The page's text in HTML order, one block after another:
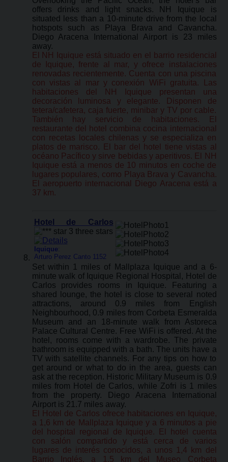
offers drinks and light snacks. NH Iquique is
situated less than a 10-minute drive from the local
hotspots such as Playa Brava and Cavancha.
Diego Aracena International Airport is 23 miles
away.
El NH Iquique está situado en el barrio residencial
de Iquique, frente al mar, y ofrece instalaciones
renovadas recientemente. Cuenta con una piscina
con vistas al mar y conexión WiFi gratuita. Las
habitaciones del NH Iquique presentan una
decoración luminosa y elegante. Disponen de
tetera/cafetera, caja fuerte, minibar y TV por cable.
También hay servicio de habitaciones. El
restaurante del hotel combina cocina internacional
con recetas locales chilenas y se especializa en
platos de marisco. El bar del hotel tiene vistas al
océano Pacífico y sirve bebidas y aperitivos. El NH
Iquique está a menos de 10 minutos en coche de
lugares populares, como Playa Brava y Cavancha.
El aeropuerto internacional Diego Aracena está a
37 km.
Hotel de Carlos
Iquique:
Arturo Perez Canto 1152
Set within 1 miles of Mallplaza Iquique and a 6-
minute walk of Iquique Regional Hospital, Hotel de
Carlos provides rooms in Iquique. Featuring a
shared lounge, the hotel is close to several noted
attractions, around 0.9 miles from English
Neighbourhood, 0.9 miles from Corbeta Esmeralda
Museum and an 18-minute walk from Astoreca
Palace Cultural Centre. Free WiFi is offered. At the
hotel, rooms come with a wardrobe. The private
bathroom is equipped with a bath. The units have a
TV with satellite channels. For any tips on how to
get around or what to do in the area, guests can
ask at the reception. Historic Military Museum is 0.9
miles from Hotel de Carlos, while Zofri is 1 miles
from the property. Diego Aracena International
Airport is 21.7 miles away.
El Hotel de Carlos ofrece habitaciones en Iquique,
a 1,6 km de Mallplaza Iquique y a 6 minutos a pie
del hospital regional de Iquique. El hotel cuenta
con salón compartido y está cerca de varios
lugares de interés conocidos, a unos 1,4 km del
Barrio Inglés, a 1,5 km del Museo Corbeta